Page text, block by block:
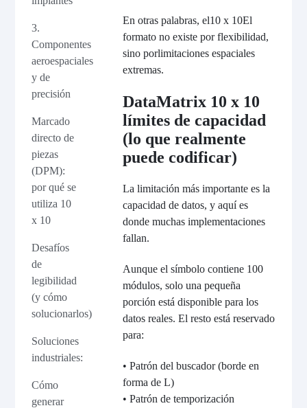
3.
Componentes
aeroespaciales
y de
precisión
Marcado
directo de
piezas
(DPM):
por qué se
utiliza 10
x 10
Desafíos
de
legibilidad
(y cómo
solucionarlos)
Soluciones
industriales:
Cómo
generar
En otras palabras, el10 x 10El
formato no existe por flexibilidad,
sino porlimitaciones espaciales
extremas.
DataMatrix 10 x 10
límites de capacidad
(lo que realmente
puede codificar)
La limitación más importante es la
capacidad de datos, y aquí es
donde muchas implementaciones
fallan.
Aunque el símbolo contiene 100
módulos, solo una pequeña
porción está disponible para los
datos reales. El resto está reservado
para:
• Patrón del buscador (borde en
forma de L)
• Patrón de temporización